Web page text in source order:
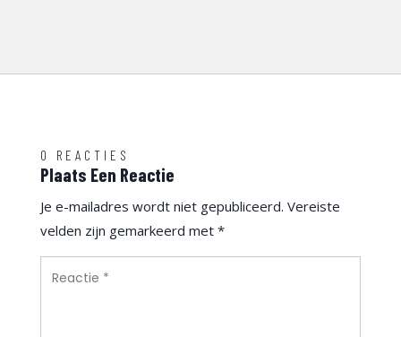
0 REACTIES
Plaats Een Reactie
Je e-mailadres wordt niet gepubliceerd. Vereiste
velden zijn gemarkeerd met *